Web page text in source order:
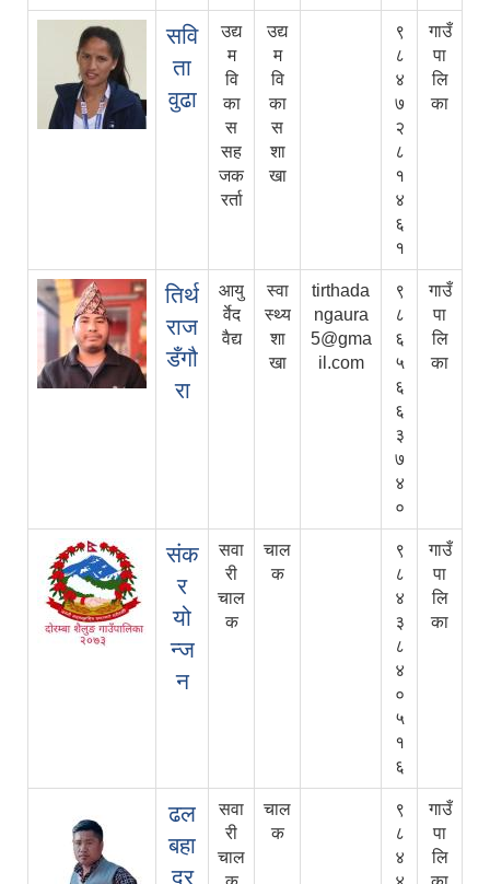
सवि
ता
वुढा
उद्य
म
वि
का
स
सह
जक
रर्ता
उद्य
म
वि
का
स
शा
खा
९
८
४
७
२
८
१
४
६
१
गाउँ
पा
लि
का
तिर्थ
राज
डँगौ
रा
आयु
र्वेद
वैद्य
स्वा
स्थ्य
शा
खा
tirthada
ngaura
5@gma
il.com
९
८
६
५
६
६
३
७
४
०
गाउँ
पा
लि
का
संक
र
यो
न्ज
न
सवा
री
चाल
क
चाल
क
९
८
४
३
८
४
०
५
१
६
गाउँ
पा
लि
का
ढल
बहा
दुर
सवा
री
चाल
चाल
क
९
८
४
गाउँ
पा
लि